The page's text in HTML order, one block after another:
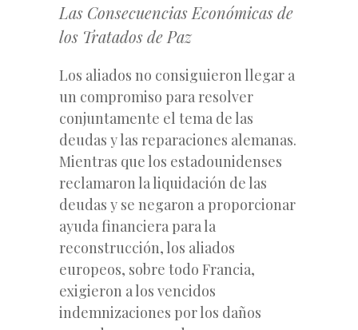
Las Consecuencias Económicas de
los Tratados de Paz
Los aliados no consiguieron llegar a
un compromiso para resolver
conjuntamente el tema de las
deudas y las reparaciones alemanas.
Mientras que los estadounidenses
reclamaron la liquidación de las
deudas y se negaron a proporcionar
ayuda financiera para la
reconstrucción, los aliados
europeos, sobre todo Francia,
exigieron a los vencidos
indemnizaciones por los daños